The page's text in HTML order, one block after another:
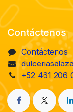
Contáctenos
Contáctenos
+52 461 206